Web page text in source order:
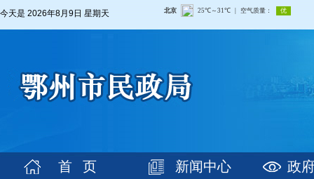
今天是 2026年8月9日 星期天
首 页 新闻中心 政